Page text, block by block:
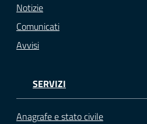
Notizie
Comunicati
Avvisi
SERVIZI
Anagrafe e stato civile